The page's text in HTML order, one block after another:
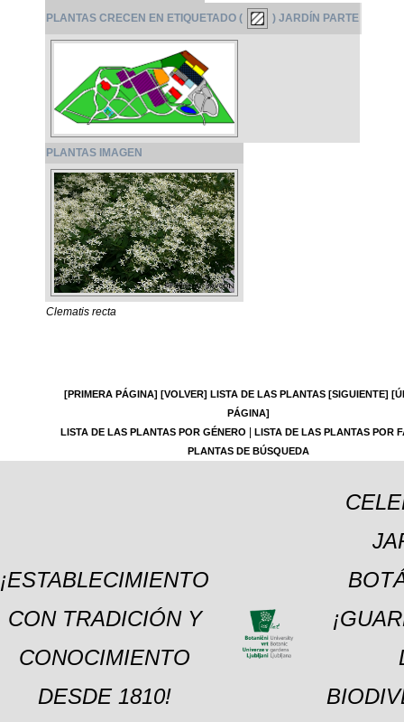
PLANTAS CRECEN EN ETIQUETADO ( ) JARDÍN PARTE
PLANTAS IMAGEN
Clematis recta
[PRIMERA PÁGINA] [VOLVER] LISTA DE LAS PLANTAS [SIGUIENTE]
PÁGINA]
LISTA DE LAS PLANTAS POR GÉNERO
LISTA DE LAS PLANTAS POR
PLANTAS DE BÚSQUEDA
¡ESTABLECIMIENTO
CON TRADICIÓN Y
CONOCIMIENTO
DESDE 1810!